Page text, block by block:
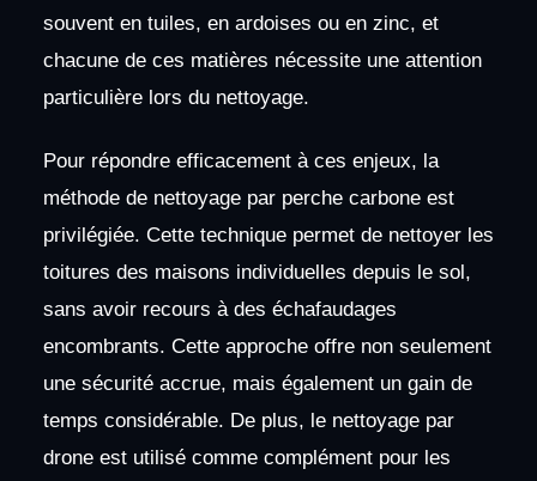
souvent en tuiles, en ardoises ou en zinc, et
chacune de ces matières nécessite une attention
particulière lors du nettoyage.
Pour répondre efficacement à ces enjeux, la
méthode de nettoyage par perche carbone est
privilégiée. Cette technique permet de nettoyer les
toitures des maisons individuelles depuis le sol,
sans avoir recours à des échafaudages
encombrants. Cette approche offre non seulement
une sécurité accrue, mais également un gain de
temps considérable. De plus, le nettoyage par
drone est utilisé comme complément pour les